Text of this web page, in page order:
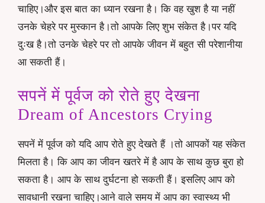
चाहिए।और इस बात का ध्यान रखना है। कि वह खुश है या नहीं
उनके चेहरे पर मुस्कान है।तो आपके लिए शुभ संकेत है।पर यदि
दुःख है।तो उनके चेहरे पर तो आपके जीवन में बहुत सी परेशानीया
आ सकती हैं।
सपनें में पूर्वज को रोते हुए देखना
Dream of Ancestors Crying
सपनें में पूर्वज को यदि आप रोते हुए देखते हैं ।तो आपकों यह संकेत
मिलता है। कि आप का जीवन खतरे में है आप के साथ कुछ बुरा हो
सकता है। आप के साथ दुर्घटना हो सकती हैं। इसलिए आप को
सावधानी रखना चाहिए।आने वाले समय में आप का स्वास्थ्य भी